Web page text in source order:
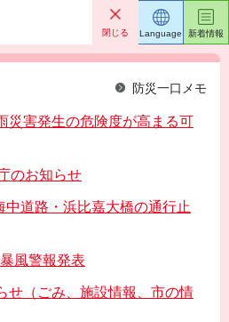
閉じる
防災一口メモ
災害発生の危険度が高まる可
のお知らせ
中道路・浜比嘉大橋の通行止
風警報発表
せ（ごみ、施設情報、市の情
Language 新着情報